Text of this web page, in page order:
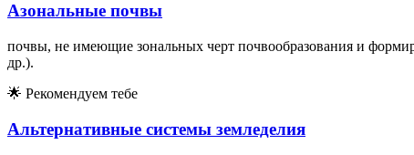
Азональные почвы
почвы, не имеющие зональных черт почвообразования и
др.).
🌟 Рекомендуем тебе
Альтернативные системы земледелия